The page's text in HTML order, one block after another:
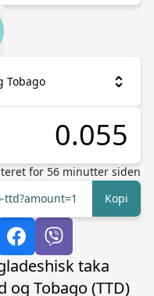
Tobago
for 56 minutter siden
Kopi
taka
og Tobago (TTD)